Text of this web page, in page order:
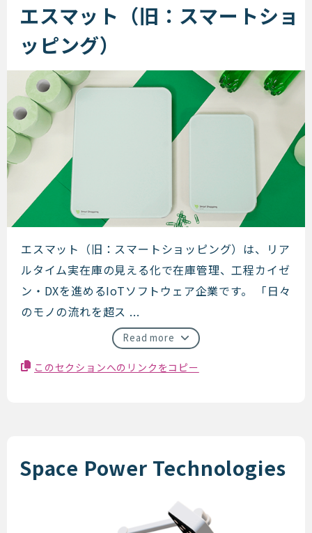
エスマット（旧：スマートショ
ッピング）
エスマット（旧：スマートショ
エスマット（旧：スマートショッピング）は、リア
ルタイム実在庫の見える化で在庫管理、工程カイゼ
ン・DXを進めるIoTソフトウェア企業です。 「日々
のモノの流れを超ス ...
Read more
このセクションへのリンクをコピー
Space Power Technologies